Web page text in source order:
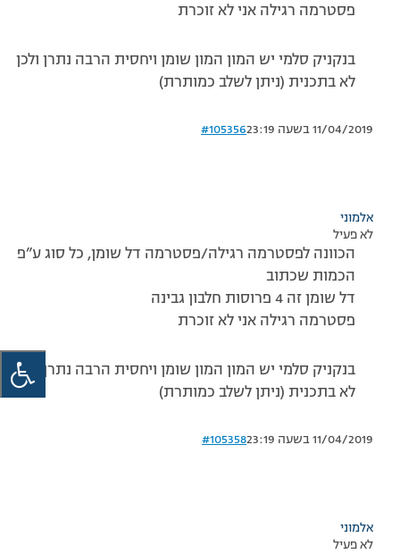
פסטרמה רגילה אני לא זוכרת
בנקניק סלמי יש המון המון שומן ויחסית הרבה נתרן ולכן
לא בתכנית (ניתן לשלב כמותרת)
11/04/2019 בשעה 23:19 #105356
אלמוני
לא פעיל
הכוונה לפסטרמה רגילה/פסטרמה דל שומן, כל סוג ע”פ
הכמות שכתוב
דל שומן זה 4 פרוסות חלבון גבינה
פסטרמה רגילה אני לא זוכרת
בנקניק סלמי יש המון המון שומן ויחסית הרבה נתרן ולכן
לא בתכנית (ניתן לשלב כמותרת)
11/04/2019 בשעה 23:19 #105358
אלמוני
לא פעיל